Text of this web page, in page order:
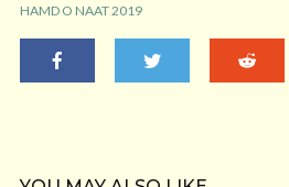
HAMD O NAAT 2019